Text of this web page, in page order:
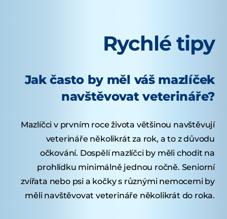
Rychlé tipy
Jak často by měl váš mazlíček
navštěvovat veterináře?
Mazlíčci v prvním roce života většinou navštěvují
veterináře několikrát za rok, a to z důvodu
očkování. Dospělí mazlíčci by měli chodit na
prohlídku minimálně jednou ročně. Seniorní
zvířata nebo psi a kočky s různými nemocemi by
měli navštěvovat veterináře několikrát do roka.